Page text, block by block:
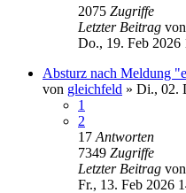
2075 Zugriffe
Letzter Beitrag von
Do., 19. Feb 2026
Absturz nach Meldung
von gleichfeld » Di., 02.
1
2
17 Antworten
7349 Zugriffe
Letzter Beitrag von
Fr., 13. Feb 2026